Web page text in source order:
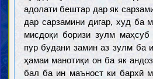
адолати бештар дар як
дар сарзамини дигар, худ ба
мисдоқи боризи зулм
пур будани замин аз зулм ба
ҳамаи манотиқи он ба як
бал ба ин маъност ки бархӣ